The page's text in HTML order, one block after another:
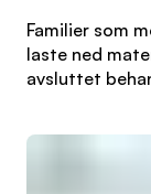
Familier som
laste ned
avsluttet